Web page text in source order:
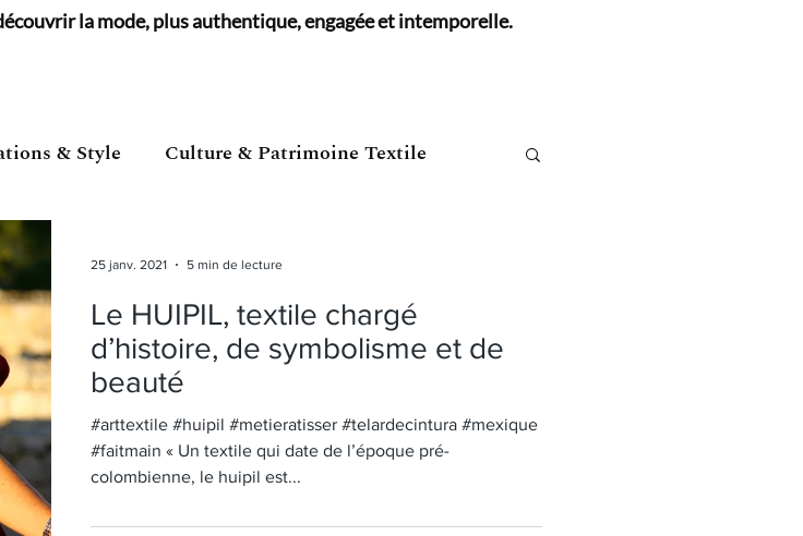
la mode, plus authentique, engagée et intemporelle.
& Style Culture & Patrimoine Textile
Le HUIPIL, textile chargé
d’histoire, de symbolisme et de
beauté
#arttextile #huipil #metieratisser #telardecintura #mexique
#faitmain « Un textile qui date de l’époque pré-
colombienne, le huipil est...
25 janv. 2021 5 min de lecture